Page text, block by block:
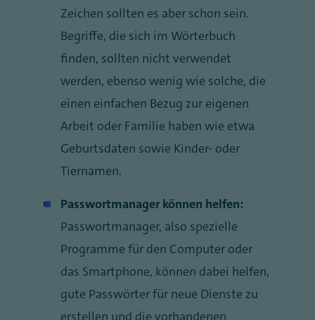
Zeichen sollten es aber schon sein.
Begriffe, die sich im Wörterbuch
finden, sollten nicht verwendet
werden, ebenso wenig wie solche, die
einen einfachen Bezug zur eigenen
Arbeit oder Familie haben wie etwa
Geburtsdaten sowie Kinder- oder
Tiernamen.
Passwortmanager können helfen:
Passwortmanager, also spezielle
Programme für den Computer oder
das Smartphone, können dabei helfen,
gute Passwörter für neue Dienste zu
erstellen und die vorhandenen